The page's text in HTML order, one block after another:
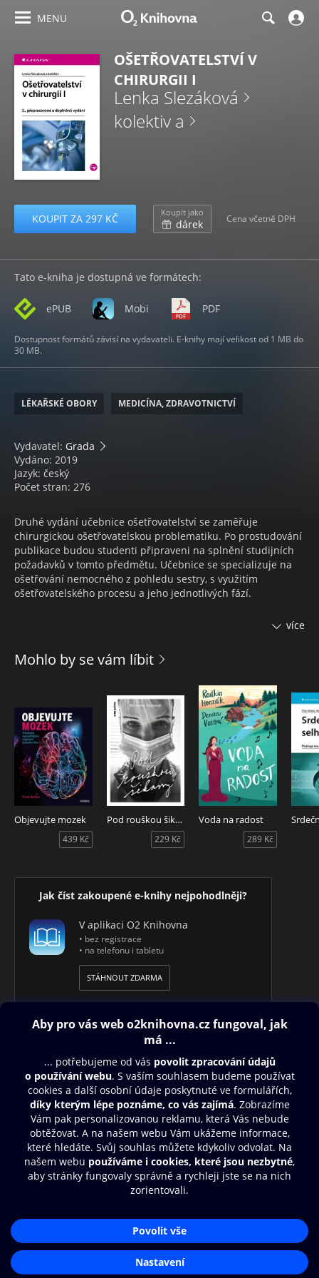
MENU
OŠETŘOVATELSTVÍ V
CHIRURGII I
Lenka Slezáková
kolektiv a
KOUPIT ZA 297 KČ Koupit jako
dárek Cena včetně DPH
Tato e-kniha je dostupná ve formátech:
ePUB Mobi PDF
Dostupnost formátů závisí na vydavateli. E-knihy mají velikost od 1 MB do
30 MB.
LÉKAŘSKÉ OBORY MEDICÍNA, ZDRAVOTNICTVÍ
Vydavatel: Grada
Vydáno: 2019
Jazyk: český
Počet stran: 276
Druhé vydání učebnice ošetřovatelství se zaměřuje
chirurgickou ošetřovatelskou problematiku. Po prostudování
publikace budou studenti připraveni na splnění studijních
požadavků v tomto předmětu. Učebnice se specializuje na
ošetřování nemocného z pohledu sestry, s využitím
ošetřovatelského procesu a jeho jednotlivých fází.
transplantologie, neurochirurgie a onkologie. Kniha splňuje
předmětu ošetřovatelství v klinických oborech a je doplněna
obrazovou přílohou a množství kreseb a schémat v textu.
více
Mohlo by se vám líbit
Objevujte mozek
439 Kč
Pod rouškou šikany
229 Kč
Voda na radost
289 Kč
Jak číst zakoupené e-knihy nejpohodlněji?
V aplikaci O2 Knihovna
• bez registrace
• na telefonu i tabletu
STÁHNOUT ZDARMA
Obsah ke stažení
Moje O2 Knihovna
Další zábava
© O2 Czech Republic a.s.
Zásady zpracování osobních údajůAplikace O2 Knihovna
Čti a poslouchej své e-knihy a